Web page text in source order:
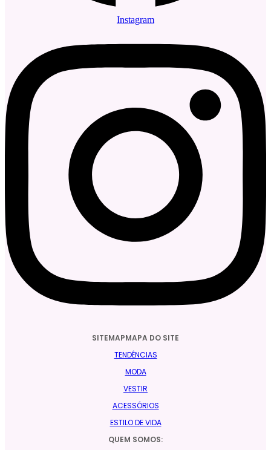
Instagram
SITEMAPMAPA DO SITE
TENDÊNCIAS
MODA
VESTIR
ACESSÓRIOS
ESTILO DE VIDA
QUEM SOMOS: